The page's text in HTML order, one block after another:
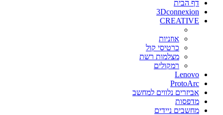
דף הבית
3Dconnexion
CREATIVE
אוזניות
כרטיסי קול
מצלמות רשת
רמקולים
Lenovo
ProtoArc
אביזרים נלווים למחשב
מדפסות
מחשבים ניידים